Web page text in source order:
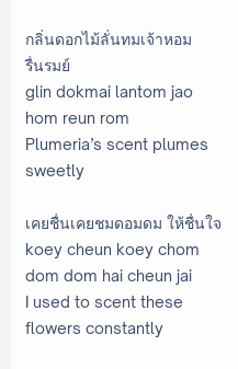
กลิ่นดอกไม้ลั่นทมเจ้าหอม
รื่นรมย์
glin dokmai lantom jao
hom reun rom
Plumeria’s scent plumes
sweetly
เคยชื่นเคยชมดอมดม ให้ชื่นใจ
koey cheun koey chom
dom dom hai cheun jai
I used to scent these
flowers constantly